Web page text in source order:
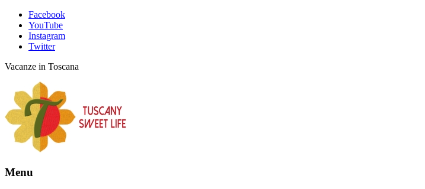
Facebook
YouTube
Instagram
Twitter
Vacanze in Toscana
Menu